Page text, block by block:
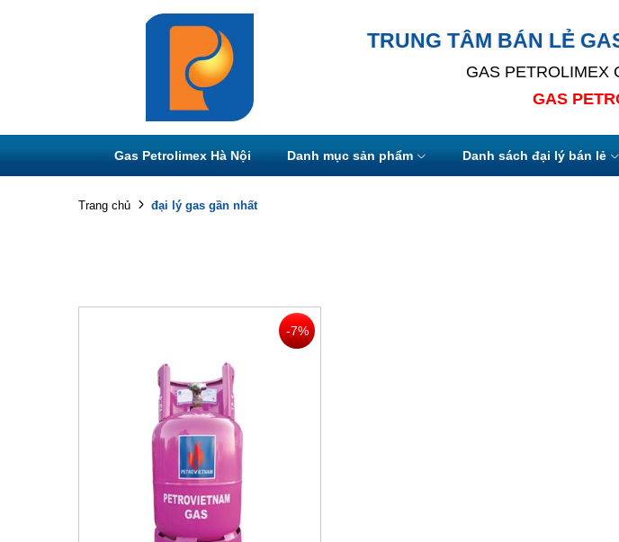
TRUNG TÂM BÁN LẺ
GAS PETROLIMEX
GAS
Gas Petrolimex Hà Nội Danh mục sản phẩm Danh sách đại lý bán lẻ
Trang chủ đại lý gas gần nhất
-7%